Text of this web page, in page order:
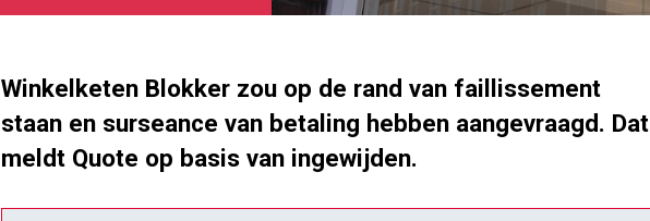
Winkelketen Blokker zou op de rand van faillissement
staan en surseance van betaling hebben aangevraagd. Dat
meldt Quote op basis van ingewijden.